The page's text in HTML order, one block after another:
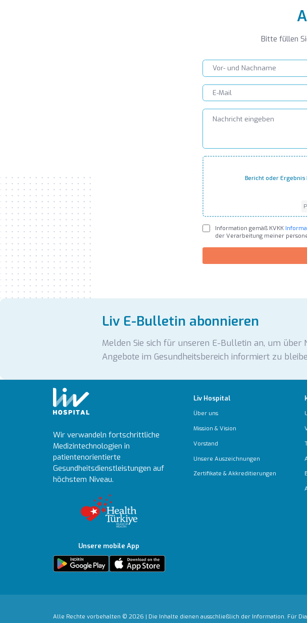
Bitte füllen
Bericht oder Ergebnis
Information gemäß KVKK
der Verarbeitung meiner
Liv E-Bulletin abonnieren
Melden Sie sich für unseren E-Bulletin an, um über
Angebote im Gesundheitsbereich informiert zu
Wir verwandeln fortschrittliche
Medizintechnologien in
patientenorientierte
Gesundheitsdienstleistungen auf
höchstem Niveau.
Unsere mobile App
Liv Hospital
Über uns
Mission & Vision
Vorstand
Unsere Auszeichnungen
Zertifikate & Akkreditierungen
Alle Rechte vorbehalten © 2026 | Die Inhalte dienen ausschließlich der Information. Für